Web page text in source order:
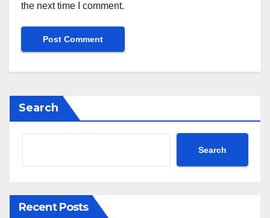
the next time I comment.
Search
Search
Recent Posts